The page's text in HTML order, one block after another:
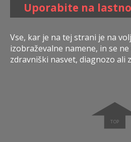
Uporabite na
Vse, kar je na tej strani je na
izobraževalne namene, in se
zdravniški nasvet, diagnozo ali